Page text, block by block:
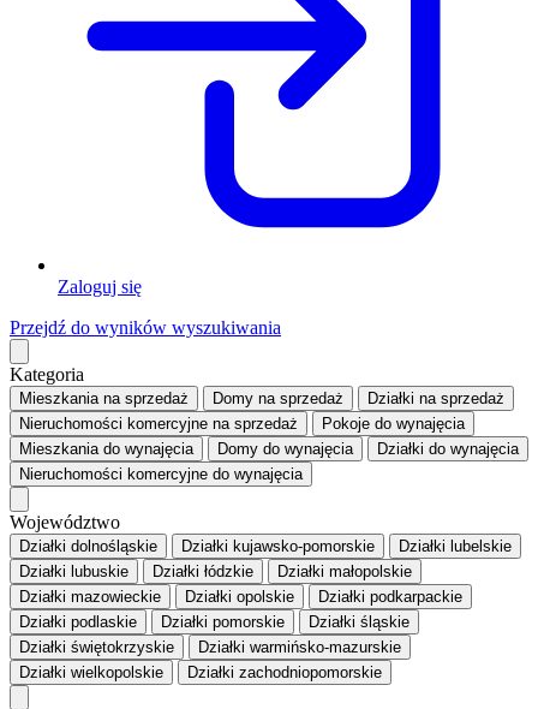
Zaloguj się
Przejdź do wyników wyszukiwania
Kategoria
Mieszkaniana sprzedaż Domy na sprzedaż Działki na sprzedaż
Nieruchomości komercyjne na sprzedaż Pokoje do wynajęcia
Mieszkaniado wynajęcia Domy do wynajęcia Działki do wynajęcia
Nieruchomości komercyjne do wynajęcia
Województwo
Działki dolnośląskie Działki kujawsko-pomorskie
Działki lubelskie
Działki lubuskie
Działki łódzkie
Działki małopolskie
Działki mazowieckie
Działki opolskie
Działki podkarpackie
Działki podlaskie
Działki pomorskie
Działki śląskie
Działki świętokrzyskie
Działki warmińsko-mazurskie
Działki wielkopolskie
Działki zachodniopomorskie